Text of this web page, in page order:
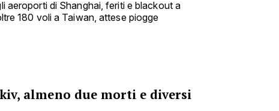
aeroporti di Shanghai, feriti e blackout a
180 voli a Taiwan, attese piogge
almeno due morti e diversi